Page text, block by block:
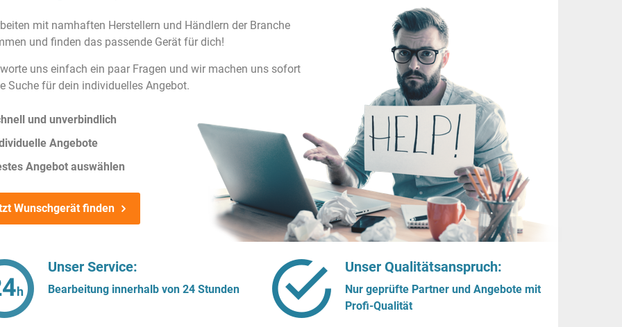
mit namhaften Herstellern und Händlern der Branche
und finden das passende Gerät für dich!
uns einfach ein paar Fragen und wir machen uns sofort
Suche für dein individuelles Angebot.
und unverbindlich
Angebote
Angebot auswählen
Wunschgerät finden
Unser Service:
Bearbeitung innerhalb von 24 Stunden
Unser Qualitätsanspruch:
Nur geprüfte Partner und Angebote mit
Profi-Qualität